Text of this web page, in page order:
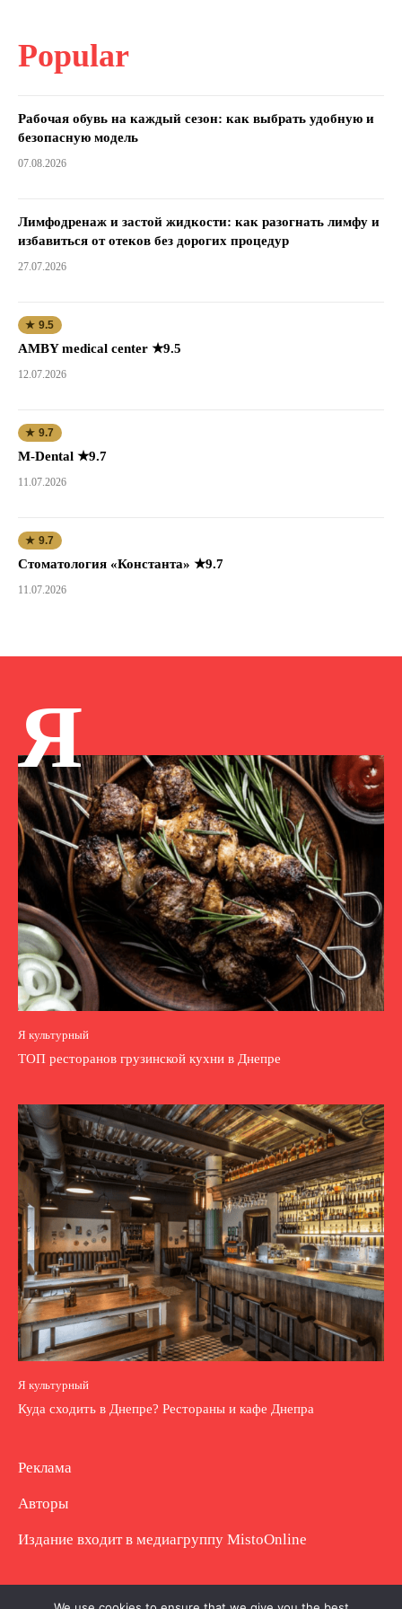
Popular
Рабочая обувь на каждый сезон: как выбрать удобную и
безопасную модель
07.08.2026
Лимфодренаж и застой жидкости: как разогнать лимфу и
избавиться от отеков без дорогих процедур
27.07.2026
★ 9.5
AMBY medical center ★9.5
12.07.2026
★ 9.7
M-Dental ★9.7
11.07.2026
★ 9.7
Стоматология «Константа» ★9.7
11.07.2026
Я
Я культурный
ТОП ресторанов грузинской кухни в Днепре
Я культурный
Куда сходить в Днепре? Рестораны и кафе Днепра
Реклама
Авторы
Издание входит в медиагруппу MistoOnline
Copyright © Полное использование материала